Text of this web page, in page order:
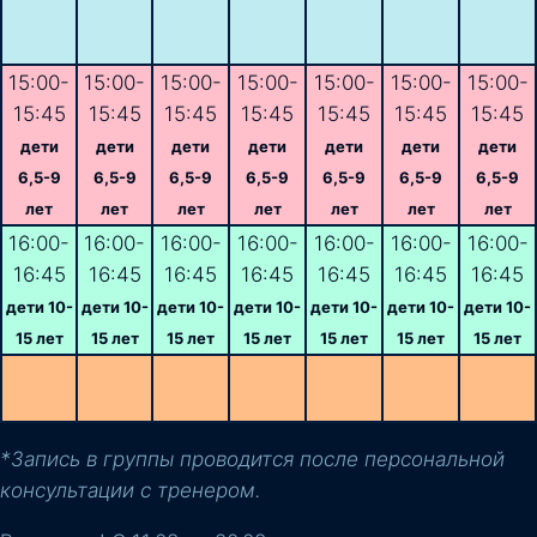
15:00-
15:45
дети
6,5-9
лет
15:00-
15:45
дети
6,5-9
лет
15:00-
15:45
дети
6,5-9
лет
15:00-
15:45
дети
6,5-9
лет
15:00-
15:45
дети
6,5-9
лет
15:00-
15:45
дети
6,5-9
лет
15:00-
15:45
дети
6,5-9
лет
16:00-
16:45
дети 10-
15 лет
16:00-
16:45
дети 10-
15 лет
16:00-
16:45
дети 10-
15 лет
16:00-
16:45
дети 10-
15 лет
16:00-
16:45
дети 10-
15 лет
16:00-
16:45
дети 10-
15 лет
16:00-
16:45
дети 10-
15 лет
*Запись в группы проводится после персональной
консультации с тренером.